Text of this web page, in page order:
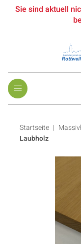
Sie sind aktuell
Startseite
Laubholz